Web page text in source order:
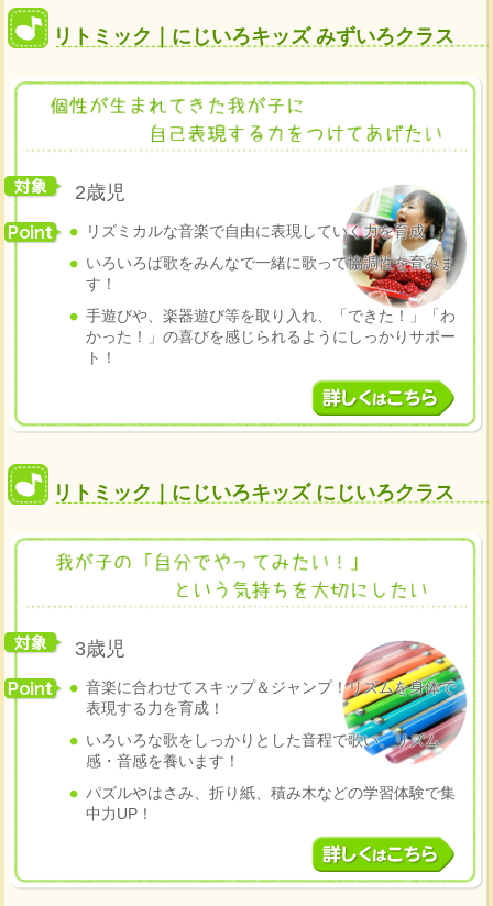
リトミック｜にじいろキッズ みずいろクラス
2歳児
リズミカルな音楽で自由に表現していく力を育成！
いろいろば歌をみんなで一緒に歌って協調性を育みま
す！
手遊びや、楽器遊び等を取り入れ、「できた！」「わ
かった！」の喜びを感じられるようにしっかりサポー
ト！
リトミック｜にじいろキッズ にじいろクラス
3歳児
音楽に合わせてスキップ＆ジャンプ！リズムを身体で
表現する力を育成！
いろいろな歌をしっかりとした音程で歌い、リズム
感・音感を養います！
パズルやはさみ、折り紙、積み木などの学習体験で集
中力UP！